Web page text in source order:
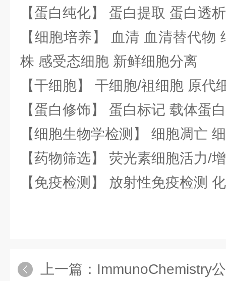
【蛋白纯化】 蛋白提取 蛋白透
【细胞培养】 血清 血清替代物
株 感受态细胞 新鲜细胞分离
【干细胞】 干细胞/祖细胞 原代
【蛋白修饰】 蛋白标记 载体蛋
【细胞生物学检测】 细胞凋亡
【药物筛选】 荧光素细胞活力/
【免疫检测】 放射性免疫检测
上一篇： ImmunoChemistry公司